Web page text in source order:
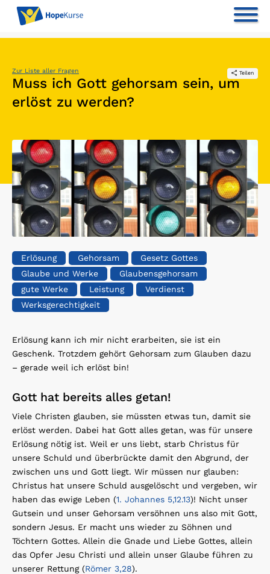
Zur Liste aller Fragen Teilen
Muss ich Gott gehorsam sein, um
erlöst zu werden?
Erlösung Gehorsam
Gesetz Gottes
Glaube und Werke
Glaubensgehorsam
gute Werke
Leistung
Verdienst
Werksgerechtigkeit
Erlösung kann ich mir nicht erarbeiten, sie ist ein
Geschenk. Trotzdem gehört Gehorsam zum Glauben dazu
– gerade weil ich erlöst bin!
Gott hat bereits alles getan!
Viele Christen glauben, sie müssten etwas tun, damit sie
erlöst werden. Dabei hat Gott alles getan, was für unsere
Erlösung nötig ist. Weil er uns liebt, starb Christus für
unsere Schuld und überbrückte damit den Abgrund, der
zwischen uns und Gott liegt. Wir müssen nur glauben:
Christus hat unsere Schuld ausgelöscht und vergeben, wir
haben das ewige Leben (1. Johannes 5,12.13)! Nicht unser
Gutsein und unser Gehorsam versöhnen uns also mit Gott,
sondern Jesus. Er macht uns wieder zu Söhnen und
Töchtern Gottes. Allein die Gnade und Liebe Gottes, allein
das Opfer Jesu Christi und allein unser Glaube führen zu
unserer Rettung (Römer 3,28).